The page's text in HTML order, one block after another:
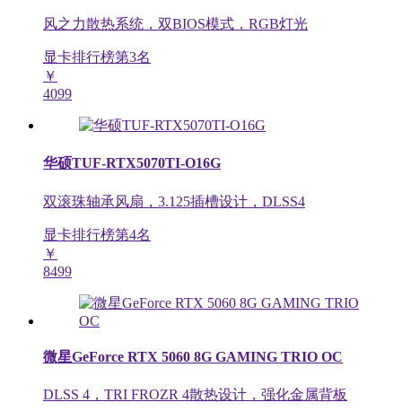
风之力散热系统，双BIOS模式，RGB灯光
显卡排行榜第3名
￥
4099
华硕TUF-RTX5070TI-O16G
双滚珠轴承风扇，3.125插槽设计，DLSS4
显卡排行榜第4名
￥
8499
微星GeForce RTX 5060 8G GAMING TRIO OC
DLSS 4，TRI FROZR 4散热设计，强化金属背板